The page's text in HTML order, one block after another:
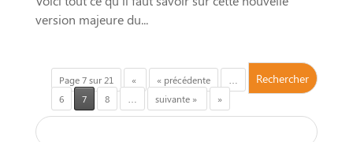
version majeure du...
Page 7 sur 21 « « précédente
6
7 8 suivante » »